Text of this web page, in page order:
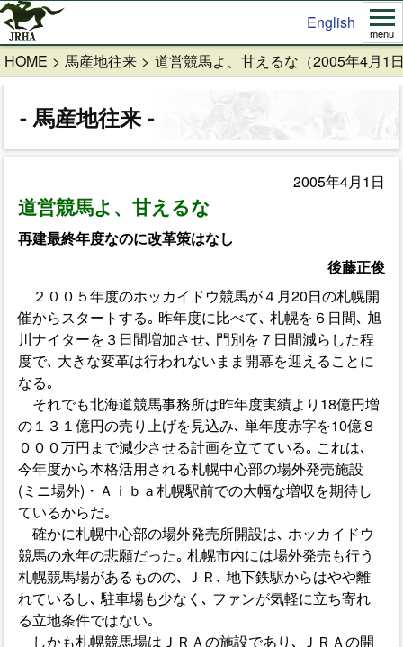
English
menu
HOME 馬産地往来 道営競馬よ、甘えるな（2005年4月1
馬産地往来
2005年4月1日
道営競馬よ、甘えるな
再建最終年度なのに改革策はなし
後藤正俊
２００５年度のホッカイドウ競馬が４月20日の札幌開
催からスタートする｡ 昨年度に比べて､ 札幌を６日間､ 旭
川ナイターを３日間増加させ､ 門別を７日間減らした程
度で､ 大きな変革は行われないまま開幕を迎えることに
なる｡
それでも北海道競馬事務所は昨年度実績より18億円増
の１３１億円の売り上げを見込み､ 単年度赤字を10億８
０００万円まで減少させる計画を立てている｡ これは､
今年度から本格活用される札幌中心部の場外発売施設
(ミニ場外)・Ａｉｂａ札幌駅前での大幅な増収を期待し
ているからだ｡
確かに札幌中心部の場外発売所開設は､ ホッカイドウ
競馬の永年の悲願だった｡ 札幌市内には場外発売も行う
札幌競馬場があるものの､ ＪＲ､ 地下鉄駅からはやや離
れているし､ 駐車場も少なく､ ファンが気軽に立ち寄れ
る立地条件ではない｡
しかも札幌競馬場はＪＲＡの施設であり､ ＪＲＡの開